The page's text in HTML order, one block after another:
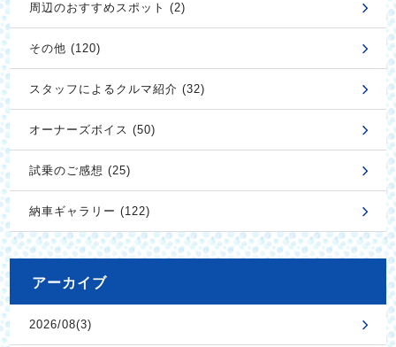
周辺のおすすめスポット (2)
その他 (120)
スタッフによるクルマ紹介 (32)
オーナーズボイス (50)
試乗のご感想 (25)
納車ギャラリー (122)
アーカイブ
2026/08(3)